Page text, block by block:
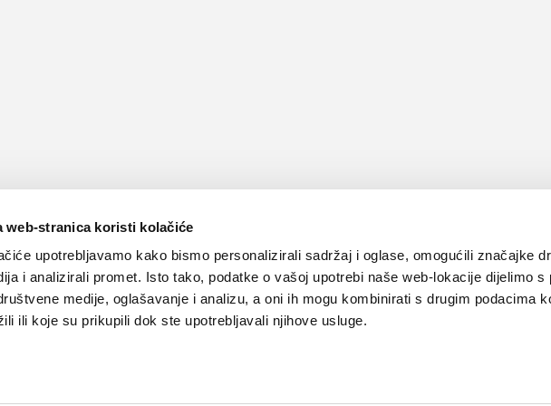
web-stranica koristi kolačiće
upotrebljavamo kako bismo personalizirali sadržaj i oglase, omogućili značajke
i analizirali promet. Isto tako, podatke o vašoj upotrebi naše web-lokacije dijelimo s
medije, oglašavanje i analizu, a oni ih mogu kombinirati s drugim podacima
ili koje su prikupili dok ste upotrebljavali njihove usluge.
Važne pravne